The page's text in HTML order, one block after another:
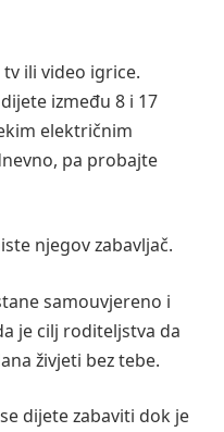
ili video igrice.
između 8 i 17
električnim
pa probajte
njegov zabavljač.
samouvjereno i
je cilj roditeljstva da
živjeti bez tebe.
dijete zabaviti dok je